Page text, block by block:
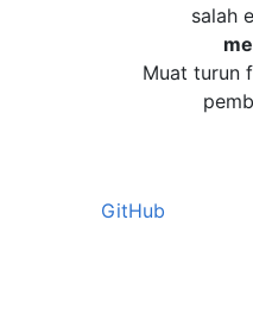
salah
Muat turun
GitHub